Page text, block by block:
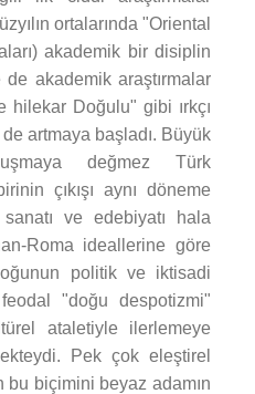
ortalarında "Oriental
akademik bir disiplin
akademik araştırmalar
hilekar Doğulu" gibi ırkçı
artmaya başladı. Büyük
değmez Türk
çıkışı aynı döneme
ve edebiyatı hala
Roma ideallerine göre
politik ve iktisadi
"doğu despotizmi"
ataletiyle ilerlemeye
Pek çok eleştirel
biçimini beyaz adamın